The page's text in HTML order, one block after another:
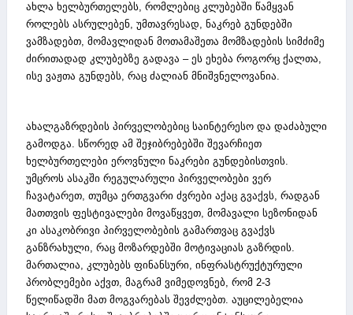
ახლა ხელბურთელებს, რომლებიც კლუბებში წამყვან
როლებს ასრულებენ, უმთავრესად, ნაკრებ გუნდებში
ვამზადებთ, მომავლიდან მოთამაშეთა მომზადების სიმძიმე
ძირითადად კლუბებზე გადავა – ეს ეხება როგორც ქალთა,
ისე ვაჟთა გუნდებს, რაც ძალიან მნიშვნელოვანია.
ახალგაზრდების პირველობებიც საინტერესო და დაძაბული
გამოდგა. სწორედ ამ შეჯიბრებებში შევარჩიეთ
ხელბურთელები ეროვნული ნაკრები გუნდებისთვის.
უმცროს ასაკში რეგულარული პირველობები ვერ
ჩავატარეთ, თუმცა ერთგვარი ძვრები აქაც გვაქვს, რადგან
მათთვის ფესტივალები მოვაწყვეთ, მომავალი სეზონიდან
კი ასაკობრივი პირველობების გამართვაც გვაქვს
განზრახული, რაც მოზარდებში მოტივაციას გაზრდის.
მართალია, კლუბებს ფინანსური, ინფრასტრუქტურული
პრობლემები აქვთ, მაგრამ ვიმედოვნებ, რომ 2-3
წელიწადში მათ მოგვარებას შევძლებთ. აუცილებელია